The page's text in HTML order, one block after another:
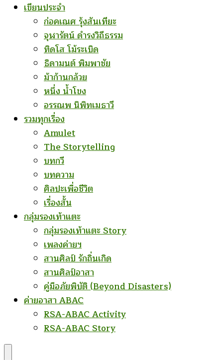
เขียนประจำ
ก่อคเณศ รุ้งสันเทียะ
จุฬารัตน์ ดำรงวิถีธรรม
ทิดโส โม้ระเบิด
ธิดามนต์ พิมพาชัย
ม้าก้านกล้วย
หนึ่ง น้ำโขง
อรรณพ นิพิทเมธาวี
รวมทุกเรื่อง
Amulet
The Storytelling
บทกวี
บทความ
ศิลปะเพื่อชีวิต
เรื่องสั้น
กลุ่มรองเท้าแตะ
กลุ่มรองเท้าแตะ Story
เพลงค่ายฯ
สานศิลป์ รักถิ่นเกิด
สานศิลป์อาสา
คู่มือภัยพิบัติ (Beyond Disasters)
ค่ายอาสา ABAC
RSA-ABAC Activity
RSA-ABAC Story